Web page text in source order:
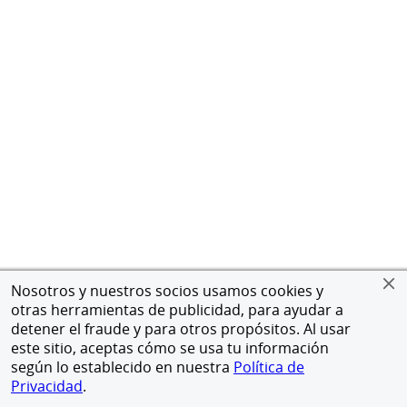
Nosotros y nuestros socios usamos cookies y
otras herramientas de publicidad, para ayudar a
detener el fraude y para otros propósitos. Al usar
este sitio, aceptas cómo se usa tu información
según lo establecido en nuestra Política de
Privacidad.